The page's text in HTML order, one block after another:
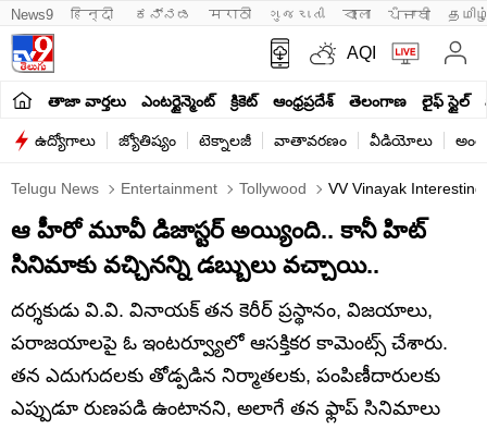
News9 हिन्दी ಕನ್ನಡ मराठी ગુજરાતી বাংলা ਪੰਜਾਬੀ
AQI
తాజా వార్తలు ఎంటర్టైన్మెంట్ క్రికెట్ ఆంధ్రప్రదేశ్ తెలంగాణ లైఫ్ స్టైల్
ఉద్యోగాలు జ్యోతిష్యం టెక్నాలజీ వాతావరణం వీడియోలు
Telugu News Entertainment Tollywood VV Vinayak
ఆ హీరో మూవీ డిజాస్టర్ అయ్యింది.. కానీ హిట్
సినిమాకు వచ్చినన్ని డబ్బులు వచ్చాయి..
దర్శకుడు వి.వి. వినాయక్ తన కెరీర్ ప్రస్థానం, విజయాలు,
పరాజయాలపై ఓ ఇంటర్వ్యూలో ఆసక్తికర కామెంట్స్ చేశారు.
తన ఎదుగుదలకు తోడ్పడిన నిర్మాతలకు, పంపిణీదారులకు
ఎప్పుడూ రుణపడి ఉంటానని, అలాగే తన ఫ్లాప్ సినిమాలు